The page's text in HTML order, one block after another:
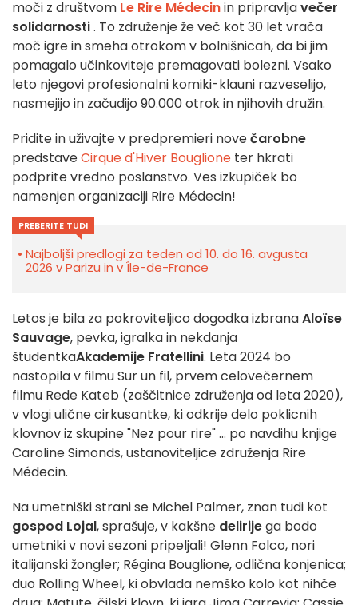
moči z društvom Le Rire Médecinin pripravljavečer
solidarnosti. To združenje že več kot 30 let vrača
moč igre in smeha otrokom v bolnišnicah, da bi jim
pomagalo učinkoviteje premagovati bolezni. Vsako
leto njegovi profesionalni komiki-klauni razveselijo,
nasmejijo in začudijo 90.000 otrok in njihovih družin.
Pridite in uživajte v predpremieri novečarobne
predstaveCirque d'Hiver Bouglione ter hkrati
podprite vredno poslanstvo. Ves izkupiček bo
namenjen organizaciji Rire Médecin!
PREBERITE TUDI
Najboljši predlogi za teden od 10. do 16. avgusta
2026 v Parizu in v Île-de-France
Letos je bila za pokroviteljico dogodka izbranaAloïse
Sauvage, pevka, igralka in nekdanja
študentkaAkademije Fratellini. Leta 2024 bo
nastopila v filmu Sur un fil, prvem celovečernem
filmu Rede Kateb (zaščitnice združenja od leta 2020),
v vlogi ulične cirkusantke, ki odkrije delo poklicnih
klovnov iz skupine "Nez pour rire" ... po navdihu knjige
Caroline Simonds, ustanoviteljice združenja Rire
Médecin.
Na umetniški strani se Michel Palmer, znan tudi kot
gospod Lojal, sprašuje, v kakšne delirijega bodo
umetniki v novi sezoni pripeljali! Glenn Folco, nori
italijanski žongler; Régina Bouglione, odlična konjenica;
duo Rolling Wheel, ki obvlada nemško kolo kot nihče